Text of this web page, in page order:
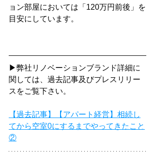
ョン部屋においては「120万円前後」を
目安にしています。
▶弊社リノベーションブランド詳細に
関しては、過去記事及びプレスリリー
スをご覧下さい。
【過去記事】【アパート経営】相続し
てから空室0にするまでやってきたこと
②